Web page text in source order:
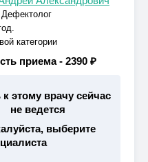
категории
приема - 2390 ₽
к этому врачу сейчас
не ведется
выберите